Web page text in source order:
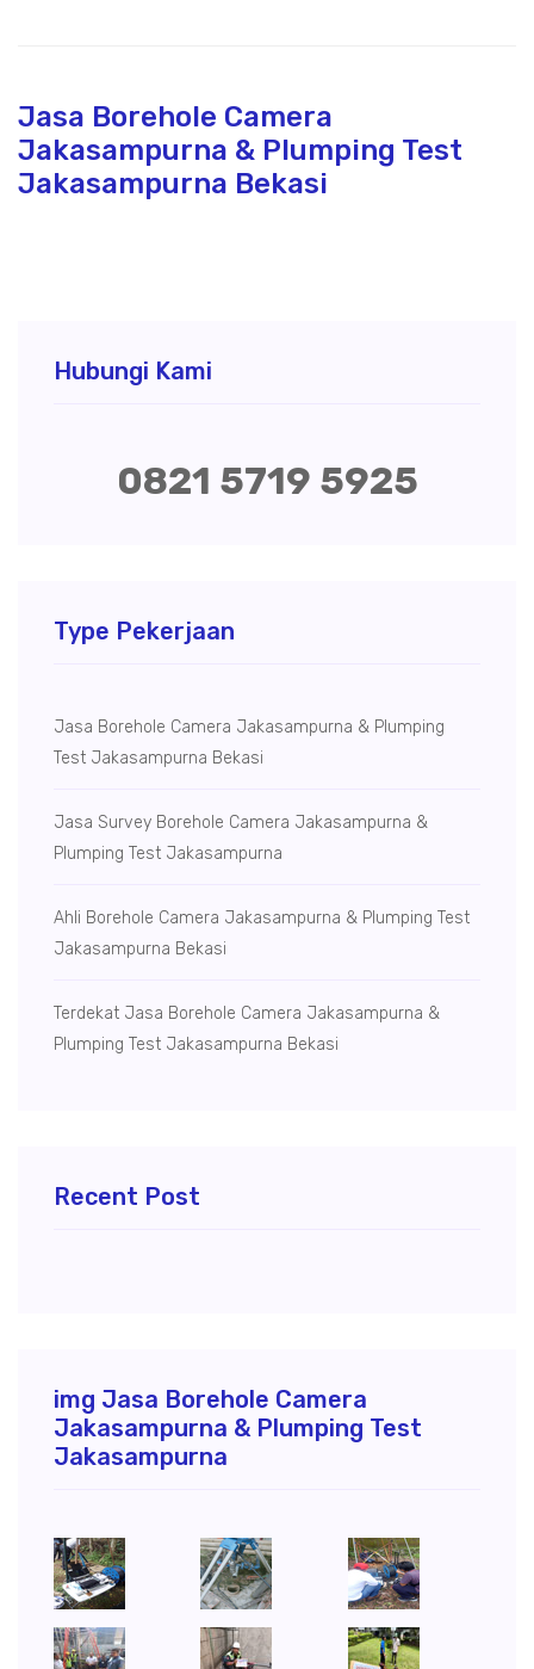
Jasa Borehole Camera
Jakasampurna & Plumping Test
Jakasampurna Bekasi
Hubungi Kami
0821 5719 5925
Type Pekerjaan
Jasa Borehole Camera Jakasampurna & Plumping
Test Jakasampurna Bekasi
Jasa Survey Borehole Camera Jakasampurna &
Plumping Test Jakasampurna
Ahli Borehole Camera Jakasampurna & Plumping Test
Jakasampurna Bekasi
Terdekat Jasa Borehole Camera Jakasampurna &
Plumping Test Jakasampurna Bekasi
Recent Post
img Jasa Borehole Camera
Jakasampurna & Plumping Test
Jakasampurna